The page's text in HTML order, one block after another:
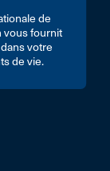
de
vous fournit
votre
de vie.